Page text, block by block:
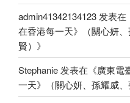
admin41342134123 发表在
在香港每一天》（關心妍
賢） 》
Stephanie 发表在《廣東電
一天》（關心妍、孫耀威、